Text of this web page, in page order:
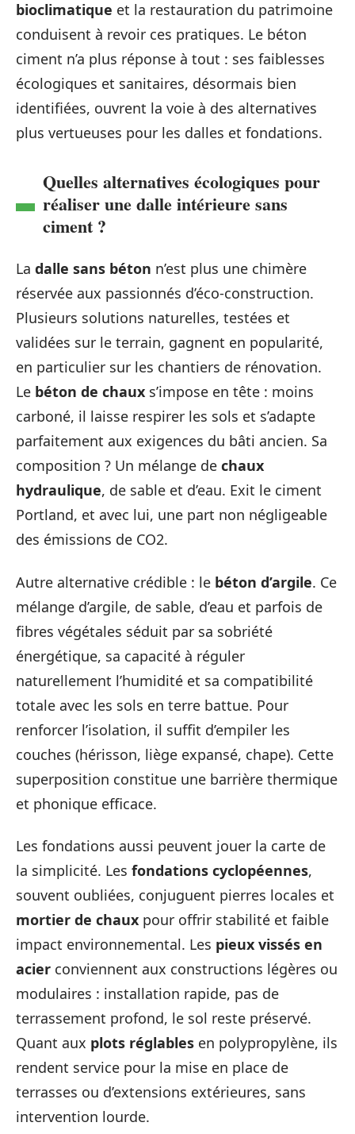
bioclimatique et la restauration du patrimoine
conduisent à revoir ces pratiques. Le béton
ciment n’a plus réponse à tout : ses faiblesses
écologiques et sanitaires, désormais bien
identifiées, ouvrent la voie à des alternatives
plus vertueuses pour les dalles et fondations.
Quelles alternatives écologiques pour
réaliser une dalle intérieure sans
ciment ?
La dalle sans béton n’est plus une chimère
réservée aux passionnés d’éco-construction.
Plusieurs solutions naturelles, testées et
validées sur le terrain, gagnent en popularité,
en particulier sur les chantiers de rénovation.
Le béton de chaux s’impose en tête : moins
carboné, il laisse respirer les sols et s’adapte
parfaitement aux exigences du bâti ancien. Sa
composition ? Un mélange de chaux
hydraulique, de sable et d’eau. Exit le ciment
Portland, et avec lui, une part non négligeable
des émissions de CO2.
Autre alternative crédible : le béton d’argile. Ce
mélange d’argile, de sable, d’eau et parfois de
fibres végétales séduit par sa sobriété
énergétique, sa capacité à réguler
naturellement l’humidité et sa compatibilité
totale avec les sols en terre battue. Pour
renforcer l’isolation, il suffit d’empiler les
couches (hérisson, liège expansé, chape). Cette
superposition constitue une barrière thermique
et phonique efficace.
Les fondations aussi peuvent jouer la carte de
la simplicité. Les fondations cyclopéennes,
souvent oubliées, conjuguent pierres locales et
mortier de chaux pour offrir stabilité et faible
impact environnemental. Les pieux vissés en
acier conviennent aux constructions légères ou
modulaires : installation rapide, pas de
terrassement profond, le sol reste préservé.
Quant aux plots réglables en polypropylène, ils
rendent service pour la mise en place de
terrasses ou d’extensions extérieures, sans
intervention lourde.